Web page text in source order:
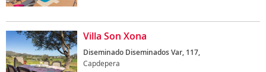
Villa Son Xona
Diseminado Diseminados Var, 117,
Capdepera